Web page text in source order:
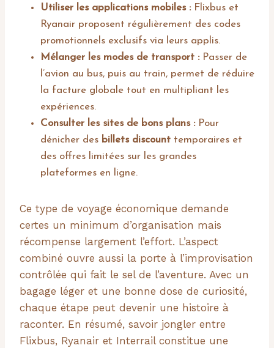
Utiliser les applications mobiles :Flixbus et
Ryanair proposent régulièrement des codes
promotionnels exclusifs via leurs applis.
Mélanger les modes de transport :Passer de
l’avion au bus, puis au train, permet de réduire
la facture globale tout en multipliant les
expériences.
Consulter les sites de bons plans :Pour
dénicher des billets discount temporaires et
des offres limitées sur les grandes
plateformes en ligne.
Ce type de voyage économique demande
certes un minimum d’organisation mais
récompense largement l’effort. L’aspect
combiné ouvre aussi la porte à l’improvisation
contrôlée qui fait le sel de l’aventure. Avec un
bagage léger et une bonne dose de curiosité,
chaque étape peut devenir une histoire à
raconter. En résumé, savoir jongler entre
Flixbus, Ryanair et Interrail constitue une